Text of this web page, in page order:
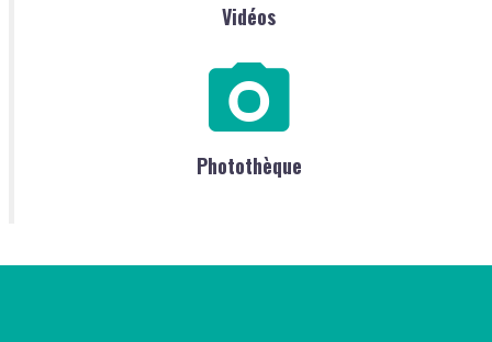
Vidéos
Photothèque